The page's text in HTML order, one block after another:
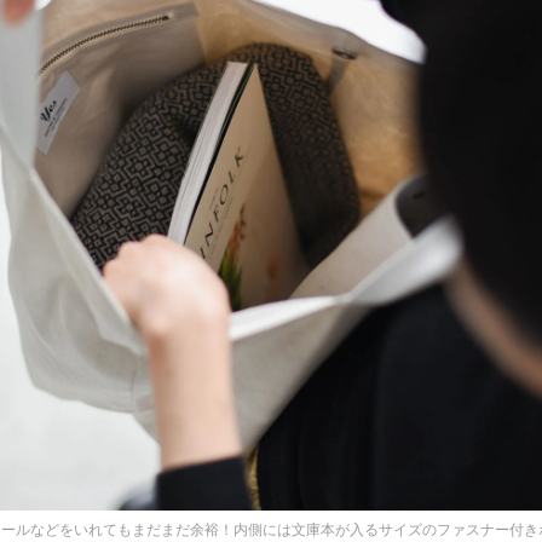
ルなどをいれてもまだまだ余裕！内側には文庫本が入るサイズのファスナー付き